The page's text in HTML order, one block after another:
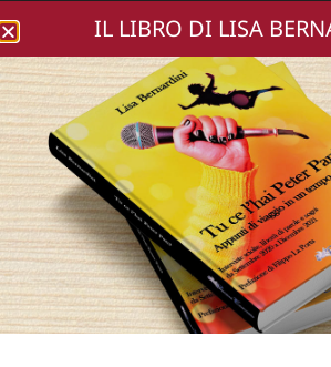
Lisa Bernardini
DSC02321-191
IL LIBRO DI LISA